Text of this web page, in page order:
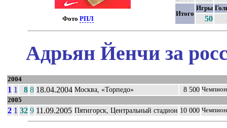
Фото РПЛ
Итого
Игры
50
Адрьян Йенчи за
2004
1 1 8 8 18.04.2004 Москва, «Торпедо» 8 500
2005
2 1 32 9 11.09.2005 Пятигорск, Центральный стадион 10 000